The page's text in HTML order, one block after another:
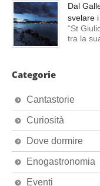
Dal
svelare
“St
tra la
Categorie
Cantastorie
Curiosità
Dove dormire
Enogastronomia
Eventi